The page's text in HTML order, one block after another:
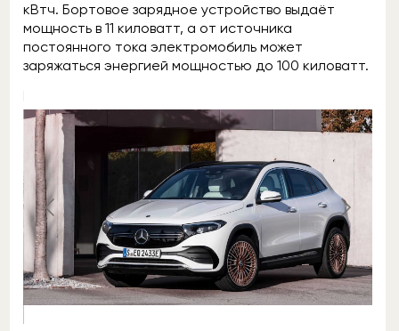
кВтч. Бортовое зарядное устройство выдаёт
мощность в 11 киловатт, а от источника
постоянного тока электромобиль может
заряжаться энергией мощностью до 100 киловатт.